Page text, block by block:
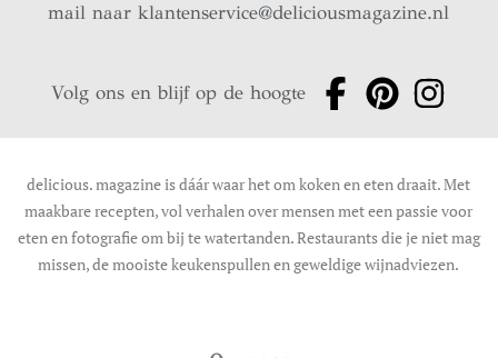
mail naarklantenservice@deliciousmagazine.nl
Volg ons en blijf op de hoogte
delicious. magazine is dáár waar het om koken en eten draait. Met
maakbare recepten, vol verhalen over mensen met een passie voor
eten en fotografie om bij te watertanden. Restaurants die je niet mag
missen, de mooiste keukenspullen en geweldige wijnadviezen.